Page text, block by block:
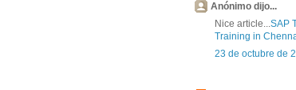
Anónimo dijo...
Nice article...SAP
Training in
23 de octubre de